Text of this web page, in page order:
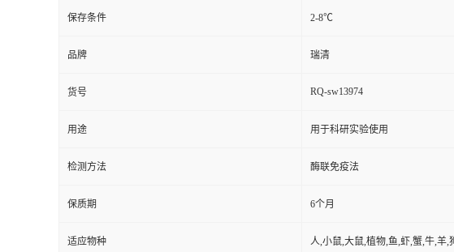
保存条件 2-8℃
品牌 瑞清
货号 RQ-sw13974
用途 用于科研实验使用
检测方法 酶联免疫法
保质期 6个月
适应物种 人,小鼠,大鼠,植物,鱼,虾,蟹,牛,羊